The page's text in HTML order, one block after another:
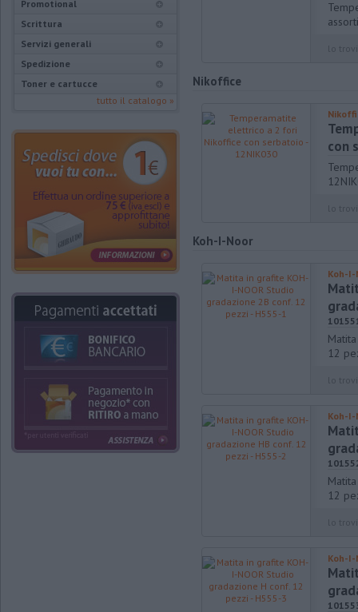
Promotional
Scrittura
Servizi generali
Spedizione
Toner e cartucce
tutto il catalogo »
Nikoffice
con
Koh-I-Noor
Koh-I-
12
Koh-I-
12
Koh-I-